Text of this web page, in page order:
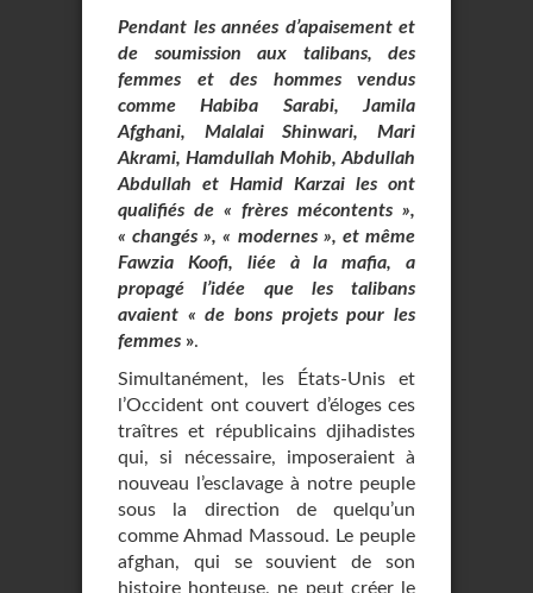
Pendant les années d’apaisement et
de soumission aux talibans, des
femmes et des hommes vendus
comme Habiba Sarabi, Jamila
Afghani, Malalai Shinwari, Mari
Akrami, Hamdullah Mohib, Abdullah
Abdullah et Hamid Karzai les ont
qualifiés de « frères mécontents »,
« changés », « modernes », et même
Fawzia Koofi, liée à la mafia, a
propagé l’idée que les talibans
avaient « de bons projets pour les
femmes ».
Simultanément, les États-Unis et
l’Occident ont couvert d’éloges ces
traîtres et républicains djihadistes
qui, si nécessaire, imposeraient à
nouveau l’esclavage à notre peuple
sous la direction de quelqu’un
comme Ahmad Massoud. Le peuple
afghan, qui se souvient de son
histoire honteuse, ne peut créer le